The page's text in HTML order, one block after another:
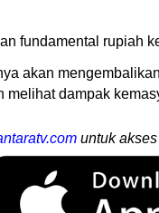
fundamental rupiah
akan
dampak
untuk